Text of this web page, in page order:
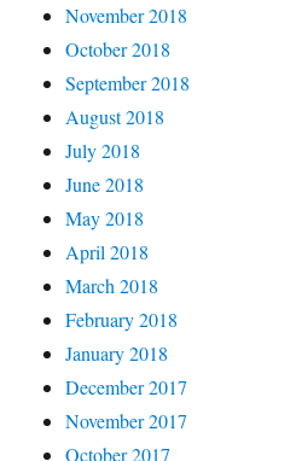
November 2018
October 2018
September 2018
August 2018
July 2018
June 2018
May 2018
April 2018
March 2018
February 2018
January 2018
December 2017
November 2017
October 2017